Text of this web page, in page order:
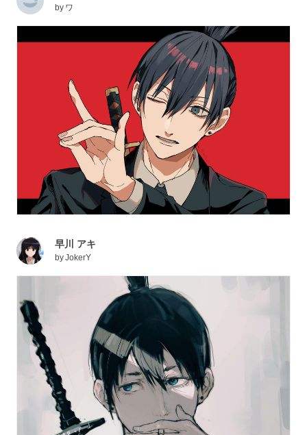
어딘가 미스터리한 소녀, 레제와의 만남을 계기로 덴지의
운명이 크게 움직이기 시작합니다.
작품 속에서는 덴지 외에도 공안 소속의 다양한 캐릭터들
이 활약을 펼치는데요. 오늘은 그중에서도 덴지의 선배 데
블 헌터인 ‘하야카와 아키’와, 그의 파트너이자 접촉하면
수명을 흡수하는 능력을 가진 존재 ‘천사의 악마’ 팬아트
특집을 준비했습니다. 함께 보시죠!
by ワ
早川 アキ
byJokerY